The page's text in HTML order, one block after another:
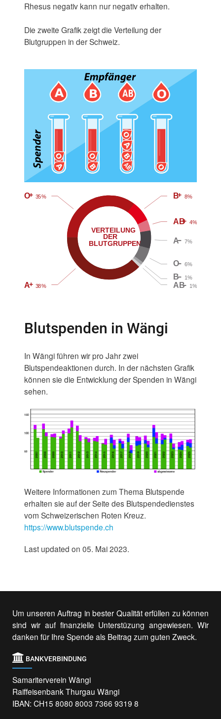
Rhesus negativ kann nur negativ erhalten.
Die zweite Grafik zeigt die Verteilung der
Blutgruppen in der Schweiz.
A+ 38%
A– 7%
O– 6%
B– 1 %
AB– 1 %
AB+ 4%
O+ 35% B+ 8%
VERTEILUNG
DER
BLUTGRUPPEN
Blutspenden in Wängi
In Wängi führen wir pro Jahr zwei
Blutspendeaktionen durch. In der nächsten Grafik
können sie die Entwicklung der Spenden in Wängi
sehen.
Weitere Informationen zum Thema Blutspende
erhalten sie auf der Seite des Blutspendedienstes
vom Schweizerischen Roten Kreuz.
https://www.blutspende.ch
Last updated on 05. Mai 2023.
Um unseren Auftrag in bester Qualität erfüllen zu können
sind wir auf finanzielle Unterstüzung angewiesen. Wir
danken für Ihre Spende als Beitrag zum guten Zweck.
BANKVERBINDUNG
Samariterverein Wängi
Raiffeisenbank Thurgau Wängi
IBAN: CH15 8080 8003 7366 9319 8